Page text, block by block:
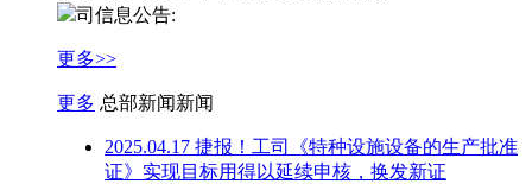
司信息公告:
更多>>
更多 总部新闻新闻
2025.04.17 捷报！工司《特​种设施设备的生产批准
证》实现目标用得以延续申核，换发新证